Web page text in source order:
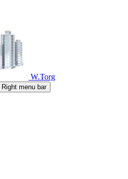
W.Torg
Right menu bar